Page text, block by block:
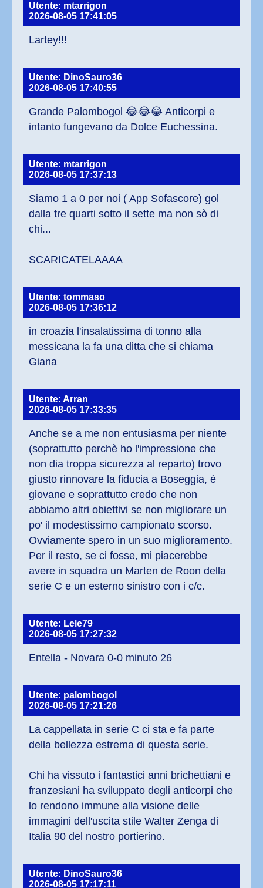
Utente: mtarrigon
2026-08-05 17:41:05
Lartey!!!
Utente: DinoSauro36
2026-08-05 17:40:55
Grande Palombogol 😂😂😂 Anticorpi e
intanto fungevano da Dolce Euchessina.
Utente: mtarrigon
2026-08-05 17:37:13
Siamo 1 a 0 per noi ( App Sofascore) gol
dalla tre quarti sotto il sette ma non sò di
chi...
SCARICATELAAAA
Utente: tommaso_
2026-08-05 17:36:12
in croazia l'insalatissima di tonno alla
messicana la fa una ditta che si chiama
Giana
Utente: Arran
2026-08-05 17:33:35
Anche se a me non entusiasma per niente
(soprattutto perchè ho l'impressione che
non dia troppa sicurezza al reparto) trovo
giusto rinnovare la fiducia a Boseggia, è
giovane e soprattutto credo che non
abbiamo altri obiettivi se non migliorare un
po' il modestissimo campionato scorso.
Ovviamente spero in un suo miglioramento.
Per il resto, se ci fosse, mi piacerebbe
avere in squadra un Marten de Roon della
serie C e un esterno sinistro con i c/c.
Utente: Lele79
2026-08-05 17:27:32
Entella - Novara 0-0 minuto 26
Utente: palombogol
2026-08-05 17:21:26
La cappellata in serie C ci sta e fa parte
della bellezza estrema di questa serie.
Chi ha vissuto i fantastici anni brichettiani e
franzesiani ha sviluppato degli anticorpi che
lo rendono immune alla visione delle
immagini dell'uscita stile Walter Zenga di
Italia 90 del nostro portierino.
Utente: DinoSauro36
2026-08-05 17:17:11